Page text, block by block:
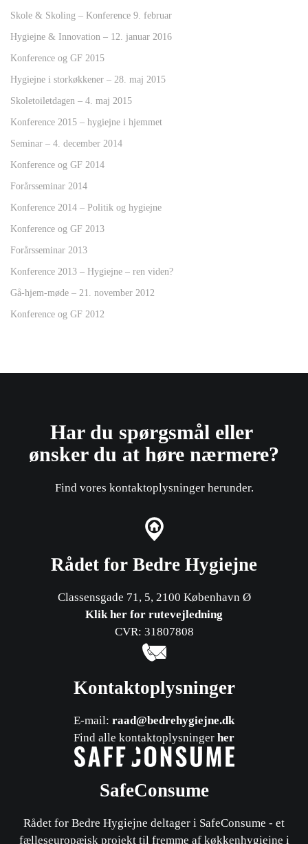
Skole & Skoling – Konference 9. februar
Hygiejne & Innovation – 12. januar 2016
Konference og GF 2015
Hygiejne i storkøkkener – 28. maj 2015
Skoletoiletdagen – 4. maj 2015
Konference 2015 – hygiejne i hjemmet
Seminar – 4. december 2014
Konference og GF 2014
Forårsseminar 2014
Konference 2014 – Politik og hygiejne
Konference og GF 2013
Forårsseminar 2013
Konference 2013 – Hygiejne – ren viden?
Gå-hjem-møde – 21. november 2012
Konference og GF 2012
Har du spørgsmål eller ​
ønsker du at høre nærmere?
Find vores kontaktoplysninger herunder.
Rådet for Bedre Hygiejne
Classensgade 71, 5, 2100 København Ø
Klik her for rutevejledning
CVR: 31807808
Kontaktoplysninger
E-mail: raad@bedrehygiejne.dk
Find alle kontaktoplysninger her
SafeConsume
Rådet for Bedre Hygiejne deltager i SafeConsume - et
fælleseuropæisk projekt til fremme af køkkenhygiejne i